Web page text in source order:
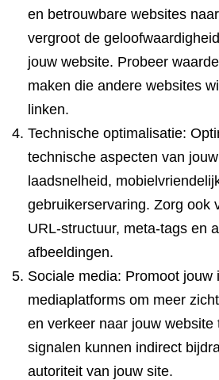
en betrouwbare websites
vergroot de
jouw website. Probeer
maken die andere websites
linken.
Technische optimalisatie:
technische aspecten van
laadsnelheid,
gebruikerservaring. Zorg ook
URL-structuur, meta-tags en
afbeeldingen.
Sociale media: Promoot jouw
mediaplatforms om meer
en verkeer naar jouw website
signalen kunnen indirect
autoriteit van jouw site.